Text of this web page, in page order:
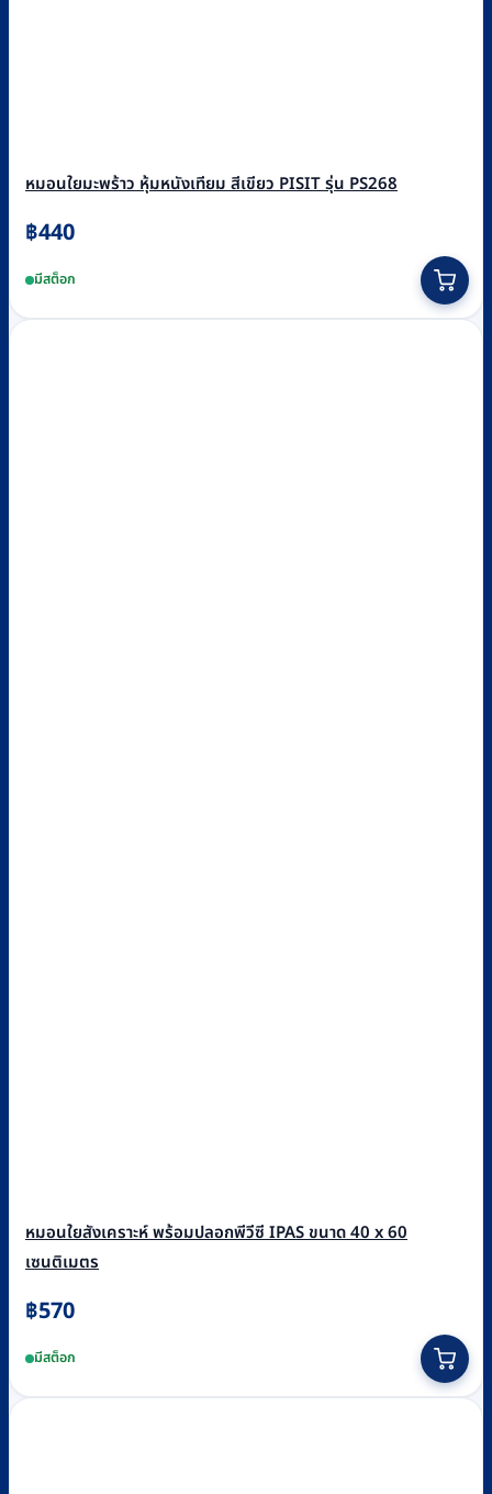
หมอนใยมะพร้าว หุ้มหนังเทียม สีเขียว PISIT รุ่น PS268
฿440
มีสต็อก
หมอนใยสังเคราะห์ พร้อมปลอกพีวีซี IPAS ขนาด 40 x 60
เซนติเมตร
฿570
มีสต็อก